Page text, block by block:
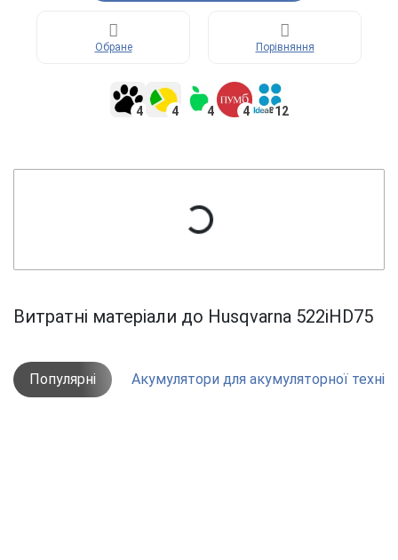
Обране Порівняння
4 4 4 4 12
Витратні матеріали до Husqvarna 522iHD75
Популярні Акумулятори для акумуляторної